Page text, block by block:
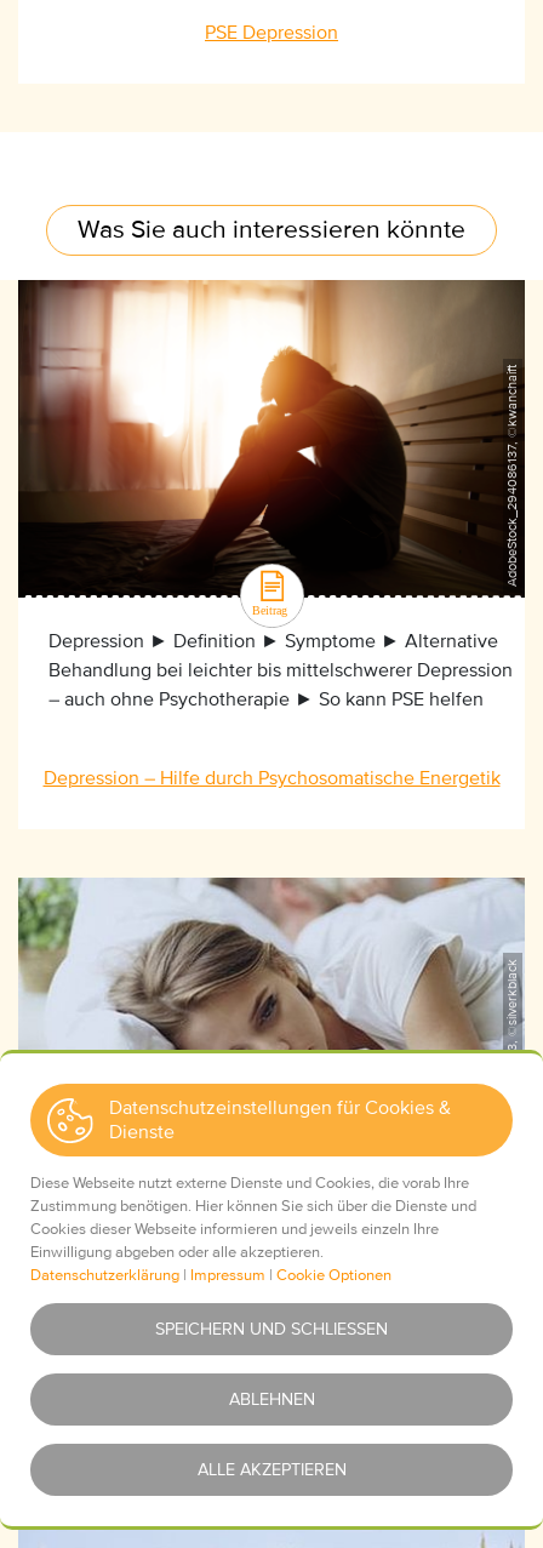
PSE Depression
Was Sie auch interessieren könnte
AdobeStock_294086137, ©kwanchaift
Depression ► Definition ► Symptome ► Alternative
Behandlung bei leichter bis mittelschwerer Depression
– auch ohne Psychotherapie ► So kann PSE helfen
Depression – Hilfe durch Psychosomatische Energetik
AdobeStock_185375363, ©silverkblack
Am Anfang Antriebsschwäche, Rückzug und Angst vor
dem Alleinsein. Hilfe fand ich in der
Psychosomatischen Energetik (PSE) –
Erfahrungsbericht von Nicole B.
Mein Weg aus der Depression
Datenschutzeinstellungen für Cookies &
Dienste
Diese Webseite nutzt externe Dienste und Cookies, die vorab Ihre
Zustimmung benötigen. Hier können Sie sich über die Dienste und
Cookies dieser Webseite informieren und jeweils einzeln Ihre
Einwilligung abgeben oder alle akzeptieren.
Datenschutzerklärung | Impressum | Cookie Optionen
Was ist das?
Was ist das?
Google Analytics (UA) Was ist das?
SPEICHERN UND SCHLIESSEN
ABLEHNEN
ALLE AKZEPTIEREN